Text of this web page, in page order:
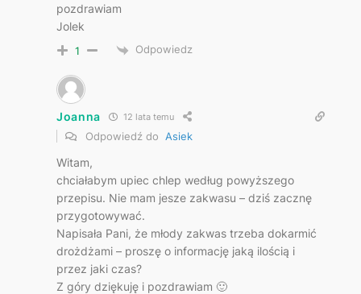
pozdrawiam
Jolek
1 Odpowiedz
Joanna 12 lata temu
Odpowiedź do Asiek
Witam,
chciałabym upiec chlep według powyższego
przepisu. Nie mam jesze zakwasu – dziś zacznę
przygotowywać.
Napisała Pani, że młody zakwas trzeba dokarmić
drożdżami – proszę o informację jaką ilością i
przez jaki czas?
Z góry dziękuję i pozdrawiam 🙂